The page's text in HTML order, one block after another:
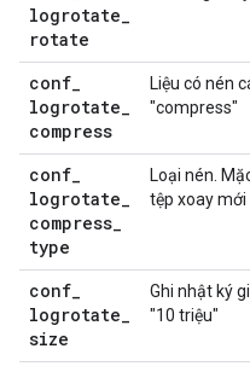
logrotate_
rotate
conf_
logrotate_
compress
Liệu có nén
"compress"
conf_
logrotate_
compress_
type
Loại nén.
tệp xoay mới
conf_
logrotate_
size
Ghi nhật ký
"10 triệu"